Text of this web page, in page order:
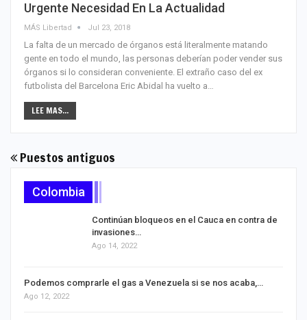
Urgente Necesidad En La Actualidad
MÁS Libertad Jul 23, 2018
La falta de un mercado de órganos está literalmente matando
gente en todo el mundo, las personas deberían poder vender sus
órganos si lo consideran conveniente. El extraño caso del ex
futbolista del Barcelona Eric Abidal ha vuelto a…
LEE MAS...
Puestos antiguos
Colombia
Continúan bloqueos en el Cauca en contra de
invasiones…
Ago 14, 2022
Podemos comprarle el gas a Venezuela si se nos acaba,…
Ago 12, 2022